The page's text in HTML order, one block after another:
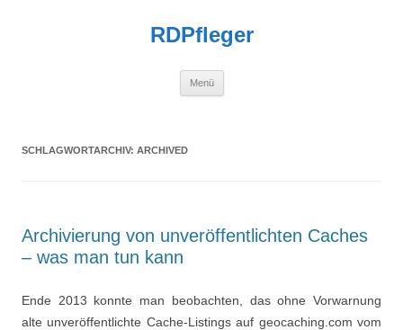
RDPfleger
Menü
SCHLAGWORTARCHIV: ARCHIVED
Archivierung von unveröffentlichten Caches
– was man tun kann
Ende 2013 konnte man beobachten, das ohne Vorwarnung
alte unveröffentlichte Cache-Listings auf geocaching.com vom